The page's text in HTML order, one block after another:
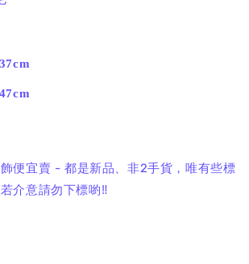
37cm
47cm
便宜賣 - 都是新品、非2手貨，唯有些標
介意請勿下標喲‼️